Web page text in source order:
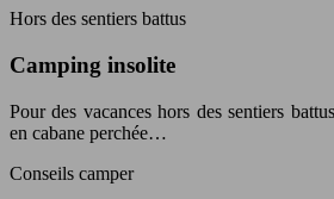
Hors des sentiers battus
Camping insolite
Pour des vacances hors des sentiers
en cabane perchée…
Conseils camper